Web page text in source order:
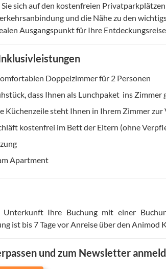
sich auf den kostenfreien
und die Nähe zu den
Ausgangspunkt für Ihre
Doppelzimmer für 2 Personen
dass Ihnen als Lunchpaket ins Zimmer
Küchenzeile steht Ihnen in Ihrem Zimmer zur
kostenfrei im Bett der Eltern (ohne
Apartment
Ihre Buchung mit einer
ist bis 7 Tage vor Anreise über den Animod
und zum Newsletter